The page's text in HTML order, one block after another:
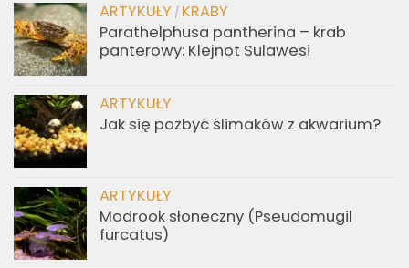
ARTYKUŁY / KRABY
Parathelphusa pantherina – krab
panterowy: Klejnot Sulawesi
ARTYKUŁY
Jak się pozbyć ślimaków z akwarium?
ARTYKUŁY
Modrook słoneczny (Pseudomugil
furcatus)